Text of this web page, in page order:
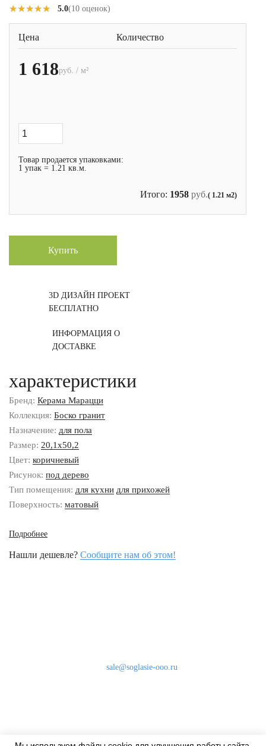
★★★★★
★★★★★ 5.0(10 оценок)
Цена Количество
1 618руб. / м²
Товар продается упаковками:
1 упак = 1.21 кв.м.
Итого: 1958 руб.( 1.21 м2)
Купить
3D ДИЗАЙН ПРОЕКТ
БЕСПЛАТНО
ИНФОРМАЦИЯ О
ДОСТАВКЕ
характеристики
Бренд: Керама Марацци
Коллекция: Боско гранит
Назначение: для пола
Размер: 20,1x50,2
Цвет: коричневый
Рисунок: под дерево
Тип помещения: для кухни для прихожей
Поверхность: матовый
Подробнее
Нашли дешевле? Сообщите нам об этом!
sale@soglasie-ooo.ru